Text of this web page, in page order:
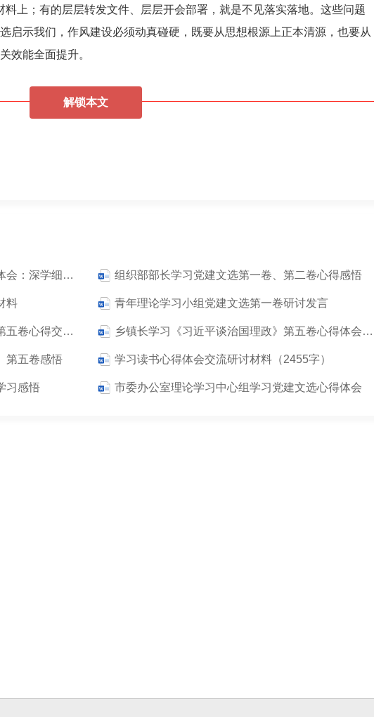
上；有的层层转发文件、层层开会部署，就是不见落实落地。这些问题
启示我们，作风建设必须动真碰硬，既要从思想根源上正本清源，也要从
效能全面提升。
解锁本文
组织部部长学习第一卷、第二卷心得体会：深学细悟铸忠诚 实干担当强组织 组织部部长学习党建文选第一卷、第二卷心得感悟
料 青年理论学习小组党建文选第一卷研讨发言
普通党员学习《习近平谈治国理政》第五卷心得交流材料 乡镇长学习《习近平谈治国理政》第五卷心得体会研讨交流发言材料
第五卷感悟 学习读书心得体会交流研讨材料（2455字）
习感悟 市委办公室理论学习中心组学习党建文选心得体会